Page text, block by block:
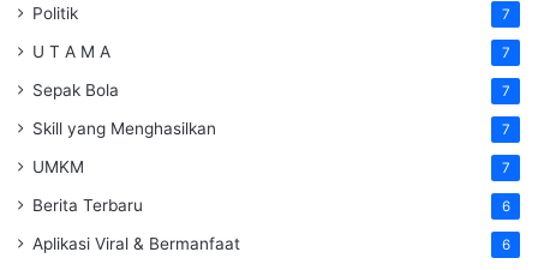
Politik 7
U T A M A 7
Sepak Bola 7
Skill yang Menghasilkan 7
UMKM 7
Berita Terbaru 6
Aplikasi Viral & Bermanfaat 6